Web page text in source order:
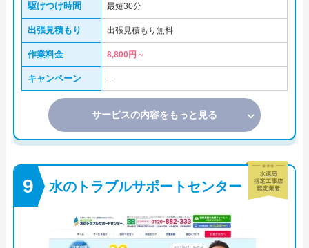
駆けつけ時間 最短30分
出張見積もり 出張見積もり無料
作業料金 8,800円～
キャンペーン ―
サービスの内容をもっと見る
水のトラブルサポートセンター